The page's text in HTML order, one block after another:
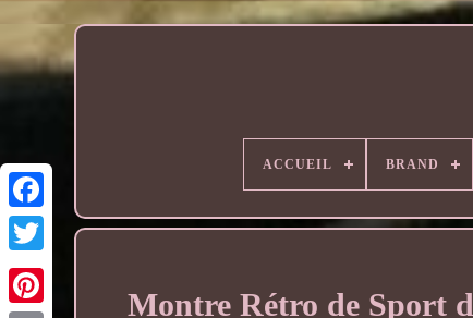
ACCUEIL BRAND
Montre Rétro de Sport